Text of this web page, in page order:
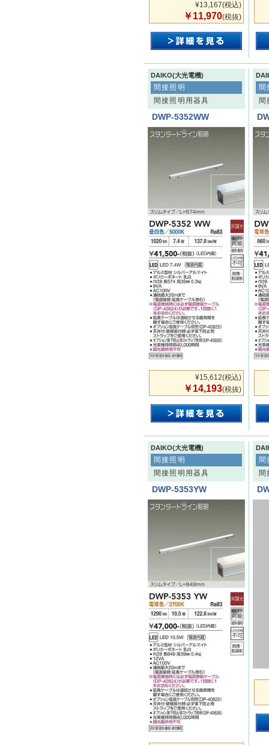
¥13,167(税込)
￥11,970(税抜)
DAIKO(大光電機)
間接照明
間接照明用器具
DWP-5352WW
¥15,612(税込)
￥14,193(税抜)
間
間
DAIKO(大光電機)
間接照明
間接照明用器具
DWP-5353YW
間
間